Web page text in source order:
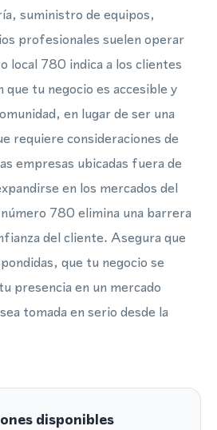
suministro de equipos,
profesionales suelen operar
local 780 indica a los clientes
que tu negocio es accesible y
en lugar de ser una
requiere consideraciones de
empresas ubicadas fuera de
en los mercados del
780 elimina una barrera
del cliente. Asegura que
que tu negocio se
presencia en un mercado
tomada en serio desde la
disponibles